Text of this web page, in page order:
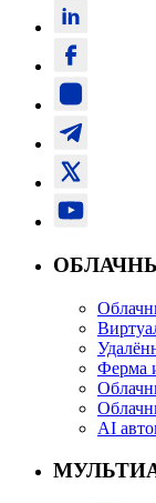
Ферма
AI